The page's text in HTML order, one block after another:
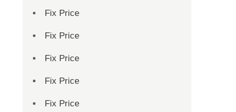
Fix Price
Fix Price
Fix Price
Fix Price
Fix Price